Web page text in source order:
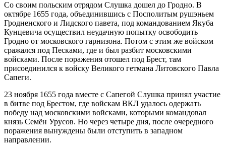
Со своим польским отрядом Слушка дошел до Гродно. В
октябре 1655 года, объединившись с Посполитым рушэньем
Гродненского и Лидского павета, под командованием Якуба
Кунцевича осуществил неудачную попытку освободить
Гродно от московского гарнизона. Потом с этим же войском
сражался под Песками, где и был разбит московскими
войсками. После поражения отошел под Брест, там
присоединился к войску Великого гетмана Литовского Павла
Сапеги.
23 ноября 1655 года вместе с Сапегой Слушка принял участие
в битве под Брестом, где войскам ВКЛ удалось одержать
победу над московскими войсками, которыми командовал
князь Семён Урусов. Но через четыре дня, после очередного
поражения вынуждены были отступить в западном
направлении.